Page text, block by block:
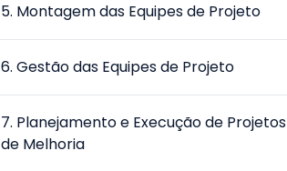
5. Montagem das Equipes de Projeto
6.Gestão das Equipes de Projeto
7. Planejamento e Execução de Projetos
de Melhoria